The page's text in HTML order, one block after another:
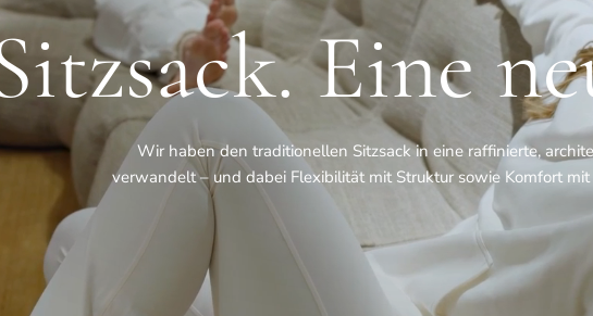
Eine
Wir haben den traditionellen Sitzsack in eine raffinierte,
verwandelt – und dabei Flexibilität mit Struktur sowie Komfort